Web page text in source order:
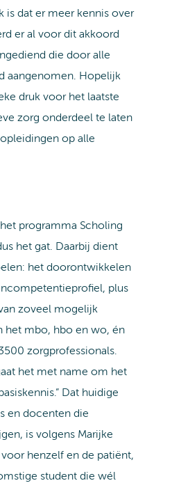
is dat er meer kennis over
er al voor dit akkoord
die door alle
aangenomen. Hopelijk
druk voor het laatste
zorg onderdeel te laten
op alle
programma Scholing
het gat. Daarbij dient
het doorontwikkelen
plus
zoveel mogelijk
het mbo, hbo en wo, én
zorgprofessionals.
het met name om het
Dat huidige
en docenten die
is volgens Marijke
henzelf en de patiënt,
student die wél